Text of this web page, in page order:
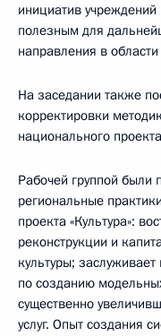
инициатив учреждений
полезным для
направления в области
На заседании также
корректировки
национального проекта
Рабочей группой
региональные
проекта «Культура»:
реконструкции и
культуры;
по созданию
существенно
услуг. Опыт создания